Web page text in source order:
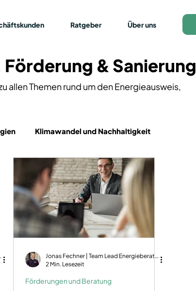
Ratgeber Über uns
& Sanierung
allen Themen rund um den Energieausweis,
Klimawandel und Nachhaltigkeit
| GIH-Mitglied
Jonas Fechner | Team Lead Energieberatung | dena-zertifiziert | GIH-Mitglied
2 Min. Lesezeit
Förderungen und Beratung